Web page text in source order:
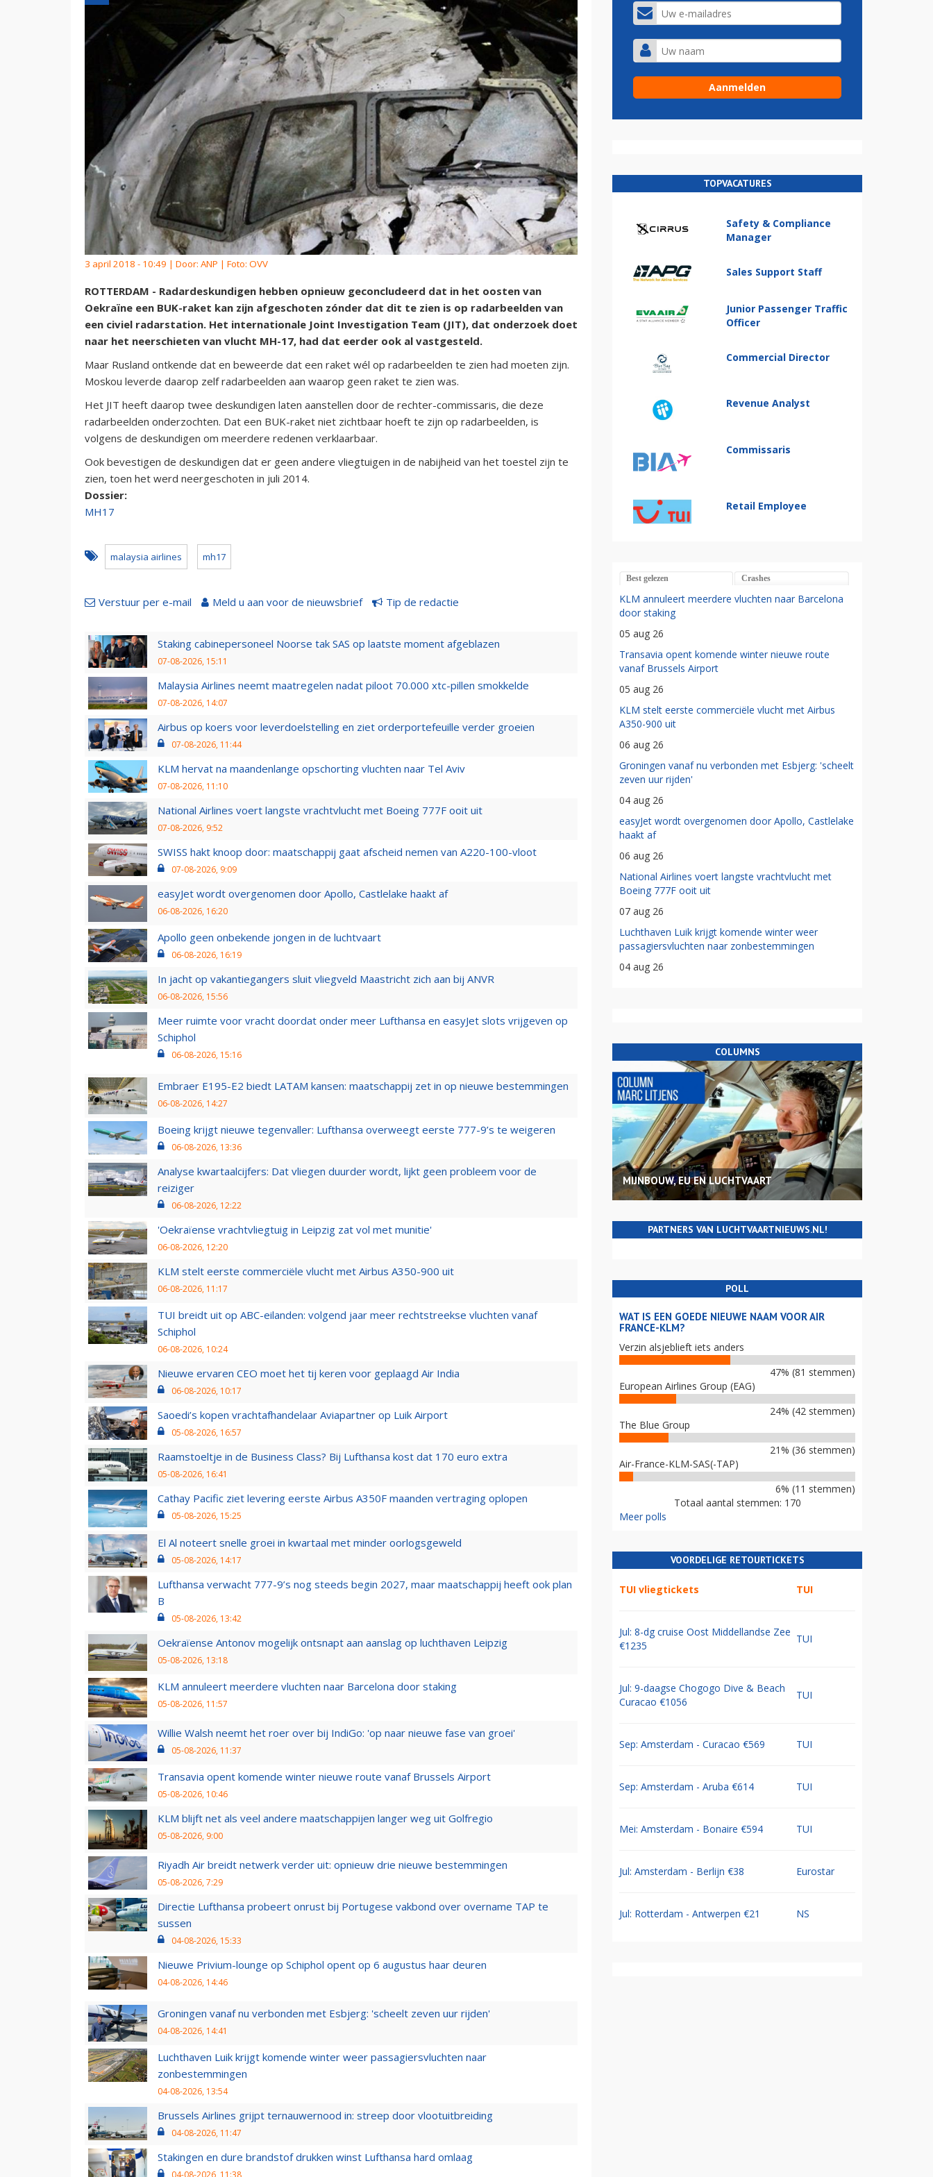
3 april 2018 - 10:49 | Door: ANP | Foto: OVV
ROTTERDAM - Radardeskundigen hebben opnieuw geconcludeerd dat in het oosten van
Oekraïne een BUK-raket kan zijn afgeschoten zónder dat dit te zien is op radarbeelden van
een civiel radarstation. Het internationale Joint Investigation Team (JIT), dat onderzoek doet
naar het neerschieten van vlucht MH-17, had dat eerder ook al vastgesteld.
Maar Rusland ontkende dat en beweerde dat een raket wél op radarbeelden te zien had moeten zijn.
Moskou leverde daarop zelf radarbeelden aan waarop geen raket te zien was.
Het JIT heeft daarop twee deskundigen laten aanstellen door de rechter-commissaris, die deze
radarbeelden onderzochten. Dat een BUK-raket niet zichtbaar hoeft te zijn op radarbeelden, is
volgens de deskundigen om meerdere redenen verklaarbaar.
Ook bevestigen de deskundigen dat er geen andere vliegtuigen in de nabijheid van het toestel zijn te
zien, toen het werd neergeschoten in juli 2014.
Dossier:
MH17
malaysia airlines mh17
Verstuur per e-mail Meld u aan voor de nieuwsbrief Tip de redactie
Staking cabinepersoneel Noorse tak SAS op laatste moment afgeblazen
07-08-2026, 15:11
Malaysia Airlines neemt maatregelen nadat piloot 70.000 xtc-pillen smokkelde
07-08-2026, 14:07
Airbus op koers voor leverdoelstelling en ziet orderportefeuille verder groeien
07-08-2026, 11:44
KLM hervat na maandenlange opschorting vluchten naar Tel Aviv
07-08-2026, 11:10
National Airlines voert langste vrachtvlucht met Boeing 777F ooit uit
07-08-2026, 9:52
SWISS hakt knoop door: maatschappij gaat afscheid nemen van A220-100-vloot
07-08-2026, 9:09
easyJet wordt overgenomen door Apollo, Castlelake haakt af
06-08-2026, 16:20
Apollo geen onbekende jongen in de luchtvaart
06-08-2026, 16:19
In jacht op vakantiegangers sluit vliegveld Maastricht zich aan bij ANVR
06-08-2026, 15:56
Meer ruimte voor vracht doordat onder meer Lufthansa en easyJet slots vrijgeven op
Schiphol
06-08-2026, 15:16
Embraer E195-E2 biedt LATAM kansen: maatschappij zet in op nieuwe bestemmingen
06-08-2026, 14:27
Boeing krijgt nieuwe tegenvaller: Lufthansa overweegt eerste 777-9’s te weigeren
06-08-2026, 13:36
Analyse kwartaalcijfers: Dat vliegen duurder wordt, lijkt geen probleem voor de
reiziger
06-08-2026, 12:22
'Oekraïense vrachtvliegtuig in Leipzig zat vol met munitie'
06-08-2026, 12:20
KLM stelt eerste commerciële vlucht met Airbus A350-900 uit
06-08-2026, 11:17
TUI breidt uit op ABC-eilanden: volgend jaar meer rechtstreekse vluchten vanaf
Schiphol
06-08-2026, 10:24
Nieuwe ervaren CEO moet het tij keren voor geplaagd Air India
06-08-2026, 10:17
Saoedi’s kopen vrachtafhandelaar Aviapartner op Luik Airport
05-08-2026, 16:57
Raamstoeltje in de Business Class? Bij Lufthansa kost dat 170 euro extra
05-08-2026, 16:41
Cathay Pacific ziet levering eerste Airbus A350F maanden vertraging oplopen
05-08-2026, 15:25
El Al noteert snelle groei in kwartaal met minder oorlogsgeweld
05-08-2026, 14:17
Lufthansa verwacht 777-9’s nog steeds begin 2027, maar maatschappij heeft ook plan
B
05-08-2026, 13:42
Oekraïense Antonov mogelijk ontsnapt aan aanslag op luchthaven Leipzig
05-08-2026, 13:18
KLM annuleert meerdere vluchten naar Barcelona door staking
05-08-2026, 11:57
Willie Walsh neemt het roer over bij IndiGo: 'op naar nieuwe fase van groei'
05-08-2026, 11:37
Transavia opent komende winter nieuwe route vanaf Brussels Airport
05-08-2026, 10:46
KLM blijft net als veel andere maatschappijen langer weg uit Golfregio
05-08-2026, 9:00
Riyadh Air breidt netwerk verder uit: opnieuw drie nieuwe bestemmingen
05-08-2026, 7:29
Directie Lufthansa probeert onrust bij Portugese vakbond over overname TAP te
sussen
04-08-2026, 15:33
Nieuwe Privium-lounge op Schiphol opent op 6 augustus haar deuren
04-08-2026, 14:46
Groningen vanaf nu verbonden met Esbjerg: 'scheelt zeven uur rijden'
04-08-2026, 14:41
Luchthaven Luik krijgt komende winter weer passagiersvluchten naar
zonbestemmingen
04-08-2026, 13:54
Brussels Airlines grijpt ternauwernood in: streep door vlootuitbreiding
04-08-2026, 11:47
Stakingen en dure brandstof drukken winst Lufthansa hard omlaag
TOPVACATURES
Safety & Compliance
Manager
Sales Support Staff
Junior Passenger Traffic
Officer
Commercial Director
Revenue Analyst
Commissaris
Retail Employee
Best gelezen Crashes
KLM annuleert meerdere vluchten naar Barcelona
door staking
05 aug 26
Transavia opent komende winter nieuwe route
vanaf Brussels Airport
05 aug 26
KLM stelt eerste commerciële vlucht met Airbus
A350-900 uit
06 aug 26
Groningen vanaf nu verbonden met Esbjerg: 'scheelt
zeven uur rijden'
04 aug 26
easyJet wordt overgenomen door Apollo, Castlelake
haakt af
06 aug 26
National Airlines voert langste vrachtvlucht met
Boeing 777F ooit uit
07 aug 26
Luchthaven Luik krijgt komende winter weer
passagiersvluchten naar zonbestemmingen
04 aug 26
COLUMNS
MIJNBOUW, EU EN LUCHTVAART
PARTNERS VAN LUCHTVAARTNIEUWS.NL!
POLL
WAT IS EEN GOEDE NIEUWE NAAM VOOR AIR
FRANCE-KLM?
Verzin alsjeblieft iets anders
47% (81 stemmen)
European Airlines Group (EAG)
24% (42 stemmen)
The Blue Group
21% (36 stemmen)
Air-France-KLM-SAS(-TAP)
6% (11 stemmen)
Totaal aantal stemmen: 170
Meer polls
VOORDELIGE RETOURTICKETS
TUI vliegtickets TUI
Jul: 8-dg cruise Oost Middellandse Zee
€1235
TUI
Jul: 9-daagse Chogogo Dive & Beach
Curacao €1056
TUI
Sep: Amsterdam - Curacao €569 TUI
Sep: Amsterdam - Aruba €614 TUI
Mei: Amsterdam - Bonaire €594 TUI
Jul: Amsterdam - Berlijn €38 Eurostar
Jul: Rotterdam - Antwerpen €21 NS